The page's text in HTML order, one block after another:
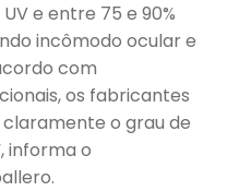
e entre 75 e 90%
incômodo ocular e
com
os fabricantes
o grau de
informa o